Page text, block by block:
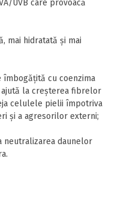
UVB care provoacă
mai hidratată și mai
îmbogățită cu coenzima
ajută la creșterea fibrelor
celulele pielii împotriva
și a agresorilor externi;
neutralizarea daunelor